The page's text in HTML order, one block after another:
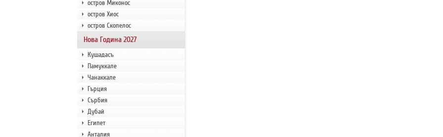
остров Миконос
остров Хиос
остров Скопелос
Нова Година 2027
Кушадасъ
Памуккале
Чанаккале
Гърция
Сърбия
Дубай
Египет
Анталия